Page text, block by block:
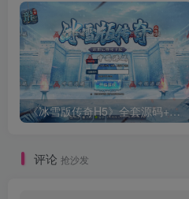
《冰雪版传奇H5》全套源码+视频教程
评论 抢沙发